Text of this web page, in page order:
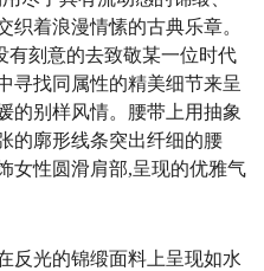
织着浪漫情愫的古典乐章。
有刻意的去致敬某一位时代
寻找同属性的精美细节来呈
的别样风情。腰带上用抽象
的廓形线条突出纤细的腰
女性圆滑肩部,呈现的优雅气
反光的锦缎面料上呈现如水